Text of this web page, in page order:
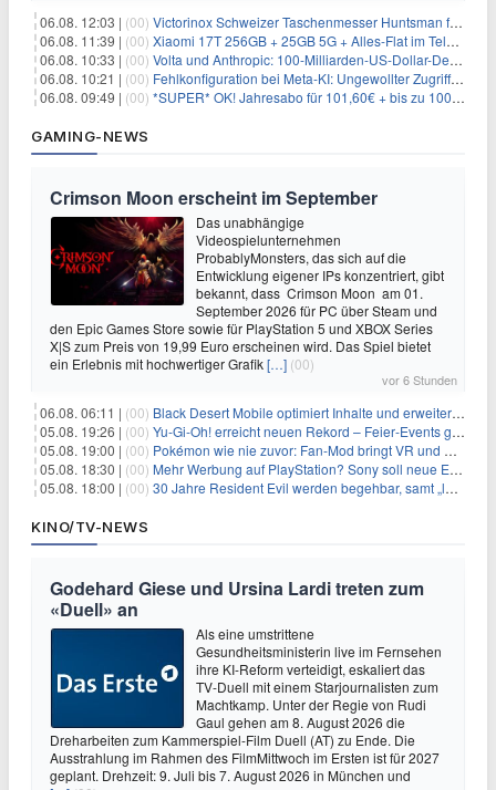
06.08. 12:03 | (00) Victorinox Schweizer Taschenmesser Huntsman für 32,99€
06.08. 11:39 | (00) Xiaomi 17T 256GB + 25GB 5G + Alles-Flat im Telekom-Netz für 9,99€/Monat
06.08. 10:33 | (00) Volta und Anthropic: 100-Milliarden-US-Dollar-Deal für KI-Rechenleistung
06.08. 10:21 | (00) Fehlkonfiguration bei Meta-KI: Ungewollter Zugriff auf fremde Systeme
06.08. 09:49 | (00) *SUPER* OK! Jahresabo für 101,60€ + bis zu 100€ Prämie
GAMING-NEWS
Crimson Moon erscheint im September
Das unabhängige
Videospielunternehmen
ProbablyMonsters, das sich auf die
Entwicklung eigener IPs konzentriert, gibt
bekannt, dass Crimson Moon am 01.
September 2026 für PC über Steam und
den Epic Games Store sowie für PlayStation 5 und XBOX Series
X|S zum Preis von 19,99 Euro erscheinen wird. Das Spiel bietet
ein Erlebnis mit hochwertiger Grafik[…] (00)
vor 6 Stunden
06.08. 06:11 | (00) Black Desert Mobile optimiert Inhalte und erweitert Treasure Access
05.08. 19:26 | (00) Yu‑Gi‑Oh! erreicht neuen Rekord – Feier‑Events gestartet
05.08. 19:00 | (00) Pokémon wie nie zuvor: Fan-Mod bringt VR und Ego-Perspektive nach Kanto
05.08. 18:30 | (00) Mehr Werbung auf PlayStation? Sony soll neue Einnahmequellen prüfen
05.08. 18:00 | (00) 30 Jahre Resident Evil werden begehbar, samt „lebensgroßem Leon“
KINO/TV-NEWS
Godehard Giese und Ursina Lardi treten zum
«Duell» an
Als eine umstrittene
Gesundheitsministerin live im Fernsehen
ihre KI-Reform verteidigt, eskaliert das
TV-Duell mit einem Starjournalisten zum
Machtkamp. Unter der Regie von Rudi
Gaul gehen am 8. August 2026 die
Dreharbeiten zum Kammerspiel-Film Duell (AT) zu Ende. Die
Ausstrahlung im Rahmen des FilmMittwoch im Ersten ist für 2027
geplant. Drehzeit: 9. Juli bis 7. August 2026 in München und